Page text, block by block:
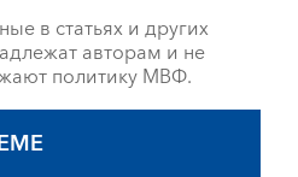
в статьях и других
авторам и не
политику МВФ.